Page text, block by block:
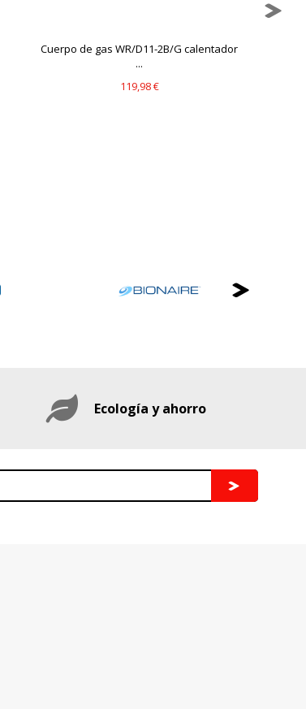
Cuerpo de gas WR/D11-2B/G calentador
...
119,98 €
Ecología y ahorro